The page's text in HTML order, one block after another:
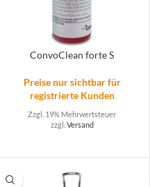
ConvoClean forte S
Preise nur sichtbar für
registrierte Kunden
Zzgl. 19% Mehrwertsteuer
zzgl. Versand